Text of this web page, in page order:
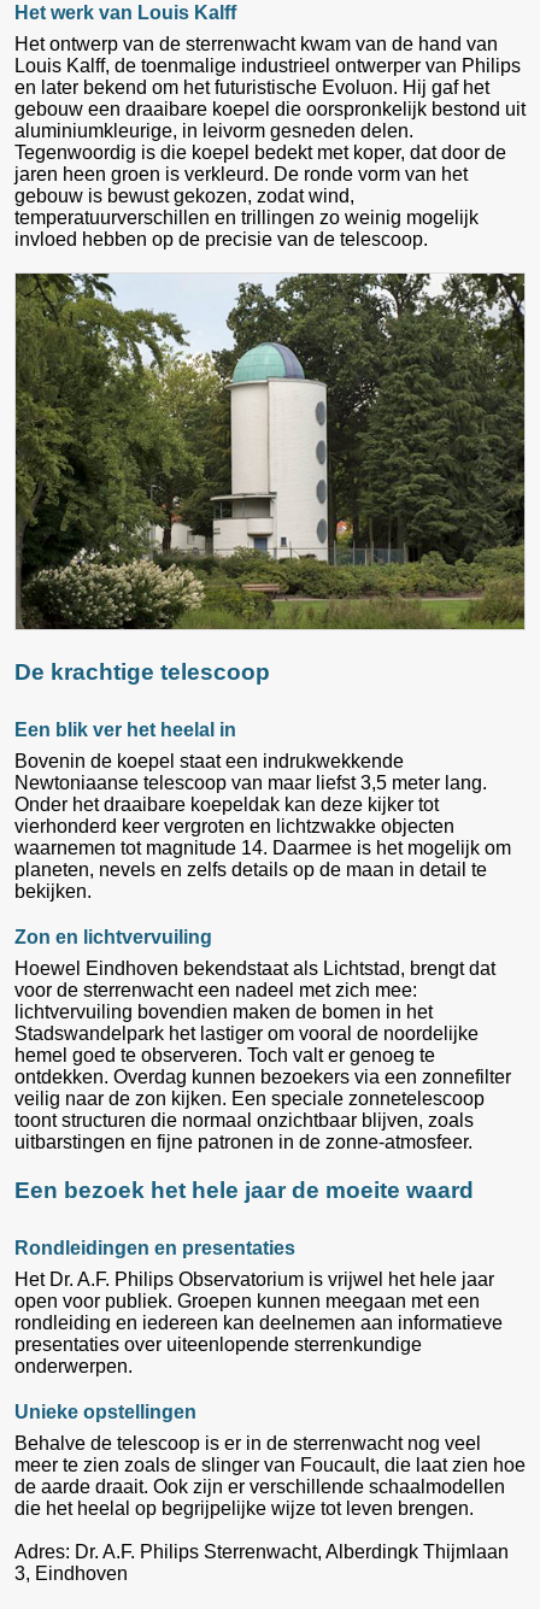
Het werk van Louis Kalff
Het ontwerp van de sterrenwacht kwam van de hand van
Louis Kalff, de toenmalige industrieel ontwerper van Philips
en later bekend om het futuristische Evoluon. Hij gaf het
gebouw een draaibare koepel die oorspronkelijk bestond uit
aluminiumkleurige, in leivorm gesneden delen.
Tegenwoordig is die koepel bedekt met koper, dat door de
jaren heen groen is verkleurd. De ronde vorm van het
gebouw is bewust gekozen, zodat wind,
temperatuurverschillen en trillingen zo weinig mogelijk
invloed hebben op de precisie van de telescoop.
De krachtige telescoop
Een blik ver het heelal in
Bovenin de koepel staat een indrukwekkende
Newtoniaanse telescoop van maar liefst 3,5 meter lang.
Onder het draaibare koepeldak kan deze kijker tot
vierhonderd keer vergroten en lichtzwakke objecten
waarnemen tot magnitude 14. Daarmee is het mogelijk om
planeten, nevels en zelfs details op de maan in detail te
bekijken.
Zon en lichtvervuiling
Hoewel Eindhoven bekendstaat als Lichtstad, brengt dat
voor de sterrenwacht een nadeel met zich mee:
lichtvervuiling bovendien maken de bomen in het
Stadswandelpark het lastiger om vooral de noordelijke
hemel goed te observeren. Toch valt er genoeg te
ontdekken. Overdag kunnen bezoekers via een zonnefilter
veilig naar de zon kijken. Een speciale zonnetelescoop
toont structuren die normaal onzichtbaar blijven, zoals
uitbarstingen en fijne patronen in de zonne-atmosfeer.
Een bezoek het hele jaar de moeite waard
Rondleidingen en presentaties
Het Dr. A.F. Philips Observatorium is vrijwel het hele jaar
open voor publiek. Groepen kunnen meegaan met een
rondleiding en iedereen kan deelnemen aan informatieve
presentaties over uiteenlopende sterrenkundige
onderwerpen.
Unieke opstellingen
Behalve de telescoop is er in de sterrenwacht nog veel
meer te zien zoals de slinger van Foucault, die laat zien hoe
de aarde draait. Ook zijn er verschillende schaalmodellen
die het heelal op begrijpelijke wijze tot leven brengen.
Adres: Dr. A.F. Philips Sterrenwacht, Alberdingk Thijmlaan
3, Eindhoven